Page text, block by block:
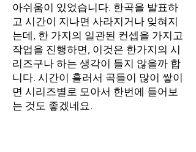
아쉬움이 있었습니다. 한곡을 발표하
고 시간이 지나면 사라지거나 잊혀지
는데, 한 가지의 일관된 컨셉을 가지고
작업을 진행하면, 이것은 한가지의 시
리즈구나 하는 생각이 들지 않을까 합
니다. 시간이 흘러서 곡들이 많이 쌓이
면 시리즈별로 모아서 한번에 들어보
는 것도 좋겠네요.